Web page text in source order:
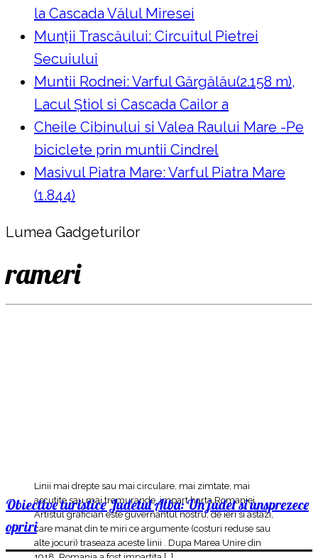
la Cascada Vălul Miresei
Munții Trascăului: Circuitul Pietrei
Secuiului
Muntii Rodnei: Varful Gărgălău(2.158 m),
Lacul Ştiol si Cascada Cailor a
Cheile Cibinului si Valea Raului Mare -Pe
biciclete prin muntii Cindrel
Masivul Piatra Mare: Varful Piatra Mare
(1.844)
Lumea Gadgeturilor
rameri
Linii mai drepte sau mai circulare, mai zimtate, mai
ascutite sau mai tremurande, impart harta Romaniei.
Artistul grafician este guvernantul nostru, de ieri si astazi,
care manat din te miri ce argumente (costuri reduse sau
alte jocuri) traseaza aceste linii . Dupa Marea Unire din
Obiective turistice Judetul Alba: Un judet si unsprezece
opriri